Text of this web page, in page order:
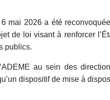
mai 2026 a été
de loi visant à renforcer
publics.
au sein des
dispositif de mise à